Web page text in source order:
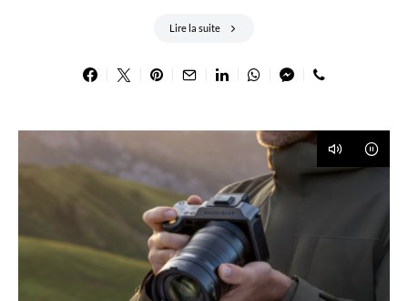
Lire la suite